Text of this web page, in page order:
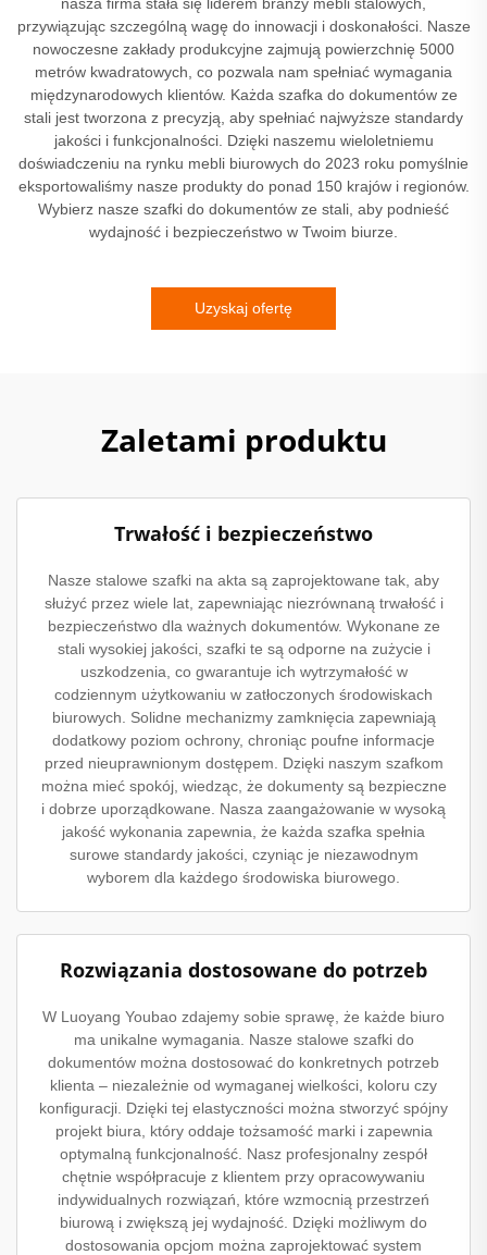
przywiązując szczególną wagę do innowacji i doskonałości. Nasze
nowoczesne zakłady produkcyjne zajmują powierzchnię 5000
metrów kwadratowych, co pozwala nam spełniać wymagania
międzynarodowych klientów. Każda szafka do dokumentów ze
stali jest tworzona z precyzją, aby spełniać najwyższe standardy
jakości i funkcjonalności. Dzięki naszemu wieloletniemu
doświadczeniu na rynku mebli biurowych do 2023 roku pomyślnie
eksportowaliśmy nasze produkty do ponad 150 krajów i regionów.
Wybierz nasze szafki do dokumentów ze stali, aby podnieść
wydajność i bezpieczeństwo w Twoim biurze.
Uzyskaj ofertę
Zaletami produktu
Trwałość i bezpieczeństwo
Nasze stalowe szafki na akta są zaprojektowane tak, aby
służyć przez wiele lat, zapewniając niezrównaną trwałość i
bezpieczeństwo dla ważnych dokumentów. Wykonane ze
stali wysokiej jakości, szafki te są odporne na zużycie i
uszkodzenia, co gwarantuje ich wytrzymałość w
codziennym użytkowaniu w zatłoczonych środowiskach
biurowych. Solidne mechanizmy zamknięcia zapewniają
dodatkowy poziom ochrony, chroniąc poufne informacje
przed nieuprawnionym dostępem. Dzięki naszym szafkom
można mieć spokój, wiedząc, że dokumenty są bezpieczne
i dobrze uporządkowane. Nasza zaangażowanie w wysoką
jakość wykonania zapewnia, że każda szafka spełnia
surowe standardy jakości, czyniąc je niezawodnym
wyborem dla każdego środowiska biurowego.
Rozwiązania dostosowane do potrzeb
W Luoyang Youbao zdajemy sobie sprawę, że każde biuro
ma unikalne wymagania. Nasze stalowe szafki do
dokumentów można dostosować do konkretnych potrzeb
klienta – niezależnie od wymaganej wielkości, koloru czy
konfiguracji. Dzięki tej elastyczności można stworzyć spójny
projekt biura, który oddaje tożsamość marki i zapewnia
optymalną funkcjonalność. Nasz profesjonalny zespół
chętnie współpracuje z klientem przy opracowywaniu
indywidualnych rozwiązań, które wzmocnią przestrzeń
biurową i zwiększą jej wydajność. Dzięki możliwym do
dostosowania opcjom można zaprojektować system